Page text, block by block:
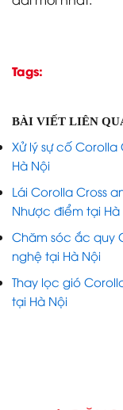
Tags:
BÀI VIẾT LIÊN
Xử lý sự cố Corolla
Hà Nội
Lái Corolla Cross
Nhược điểm tại Hà
Chăm sóc ắc quy
nghệ tại Hà Nội
Thay lọc gió
tại Hà Nội